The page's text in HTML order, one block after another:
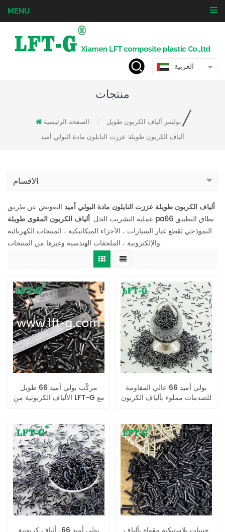
MENU
العربية
منتجات
الصفحة الرئيسية بوليمر ألياف الكربون طويل/
ألياف الكربون طويلة عززت النايلون مادة البولي أميد
الاقسام
ألياف الكربون طويلة عززت النايلون مادة البولي أميد التعويض عن طريق
عملية التشريب الحل. ألياف الكربون المقوى طويلة pa66
النموذجي لقطع غيار السيارات ، الأجزاء الميكانيكية ، المنتجات الكهربائية
والإلكترونية ، الملحقات الهندسية وغيرها من المنتجات.
مركّب بولي أميد 66 طويل
الألياف الكربونية من LFT-G مع
بولي أميد 66 عالي المقاومة
للصدمات مملوء بألياف الكربون